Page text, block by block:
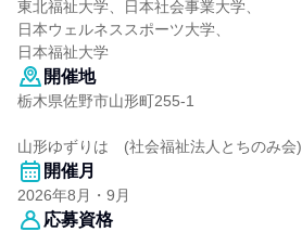
東北福祉大学、日本社会事業大学、
日本ウェルネススポーツ大学、
日本福祉大学
開催地
栃木県佐野市山形町255-1
山形ゆずりは (社会福祉法人とちのみ会)
開催月
2026年8月・9月
応募資格